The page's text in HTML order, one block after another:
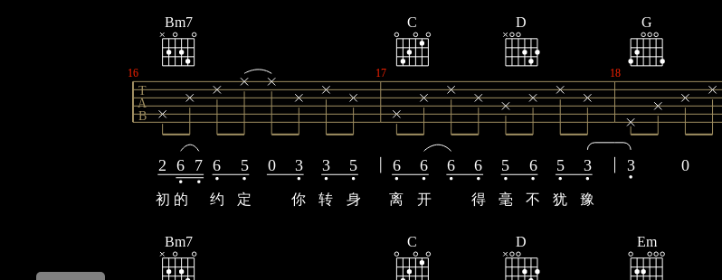
16
T
A
B
Bm7
2 6 7 6 5 0 3 3 5
初 的 约 定 你 转 身
17
C D
6 6 6 6 5 6 5 3
离 开 得 毫 不 犹 豫
18
G
3 0
Bm7 C D Em